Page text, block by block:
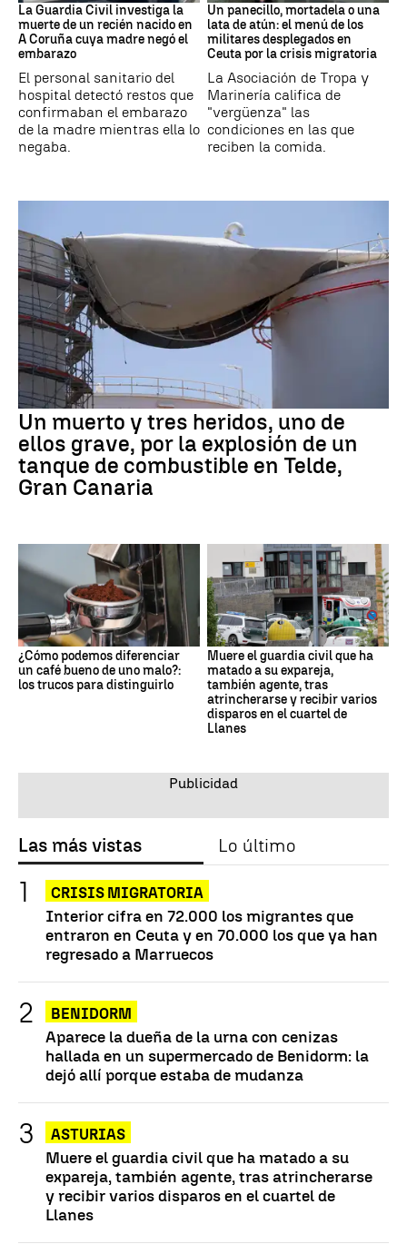
La Guardia Civil investiga la
muerte de un recién nacido en
A Coruña cuya madre negó el
embarazo
El personal sanitario del
hospital detectó restos que
confirmaban el embarazo
de la madre mientras ella lo
negaba.
Un panecillo, mortadela o una
lata de atún: el menú de los
militares desplegados en
Ceuta por la crisis migratoria
La Asociación de Tropa y
Marinería califica de
"vergüenza" las
condiciones en las que
reciben la comida.
Un muerto y tres heridos, uno de
ellos grave, por la explosión de un
tanque de combustible en Telde,
Gran Canaria
¿Cómo podemos diferenciar
un café bueno de uno malo?:
los trucos para distinguirlo
Muere el guardia civil que ha
matado a su expareja,
también agente, tras
atrincherarse y recibir varios
disparos en el cuartel de
Llanes
Las más vistas Lo último
CRISIS MIGRATORIA
Interior cifra en 72.000 los migrantes que
entraron en Ceuta y en 70.000 los que ya han
regresado a Marruecos
BENIDORM
Aparece la dueña de la urna con cenizas
hallada en un supermercado de Benidorm: la
dejó allí porque estaba de mudanza
ASTURIAS
Muere el guardia civil que ha matado a su
expareja, también agente, tras atrincherarse
y recibir varios disparos en el cuartel de
Llanes